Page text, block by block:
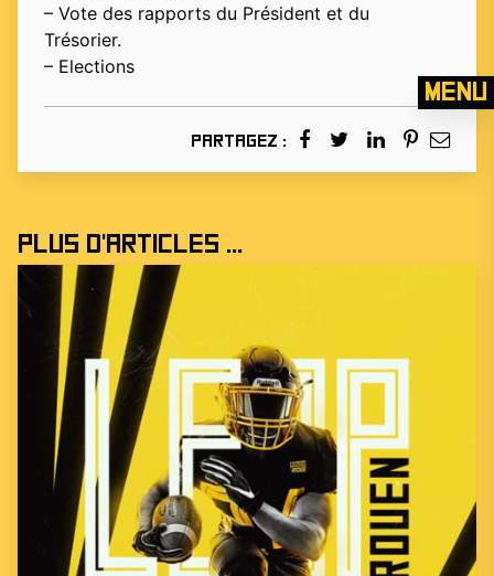
Menu
– Vote des rapports du Président et du
Trésorier.
– Elections
Partagez :
Plus d'articles ...